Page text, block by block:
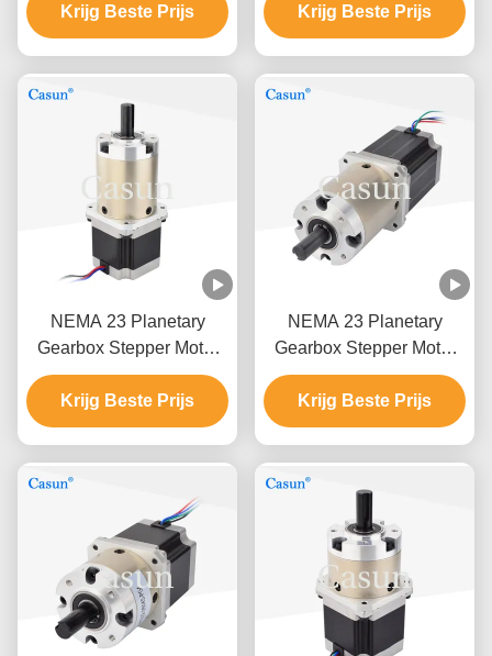
Versnellingsbak aan
Krijg Beste Prijs
ISO
Krijg Beste Prijs
NEMA 23 Planetary
Gearbox Stepper Motor
Gear Reduction Ratio
47/1 Voor CNC-machine
Medisch apparaat
Krijg Beste Prijs
NEMA 23 Planetary
Gearbox Stepper Motor
met 72mm 1/47 Gearbox
voor automatisering
Huishoudelijk Apparatuur
Krijg Beste Prijs